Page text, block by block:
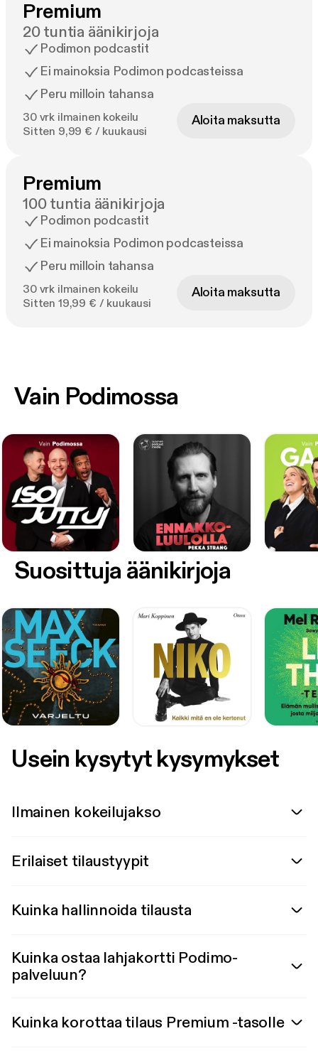
Premium
20 tuntia äänikirjoja
Podimon podcastit
Ei mainoksia Podimon podcasteissa
Peru milloin tahansa
30 vrk ilmainen kokeilu
Sitten 9,99 € / kuukausi
Aloita maksutta
Premium
100 tuntia äänikirjoja
Podimon podcastit
Ei mainoksia Podimon podcasteissa
Peru milloin tahansa
30 vrk ilmainen kokeilu
Sitten 19,99 € / kuukausi
Aloita maksutta
Vain Podimossa
Suosittuja äänikirjoja
Usein kysytyt kysymykset
Ilmainen kokeilujakso
Erilaiset tilaustyypit
Kuinka hallinnoida tilausta
Kuinka ostaa lahjakortti Podimo-
palveluun?
Kuinka korottaa tilaus Premium -tasolle